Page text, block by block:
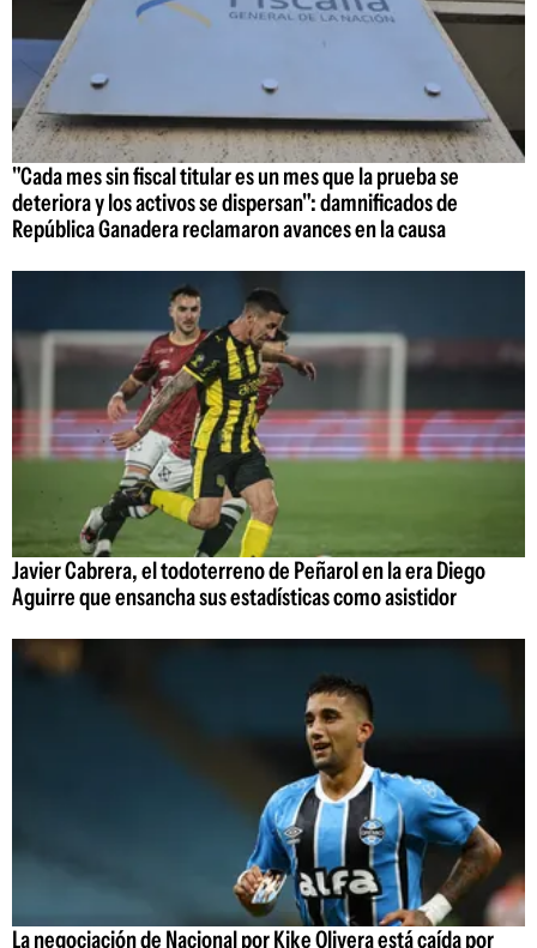
"Cada mes sin fiscal titular es un mes que la prueba se
deteriora y los activos se dispersan": damnificados de
República Ganadera reclamaron avances en la causa
Javier Cabrera, el todoterreno de Peñarol en la era Diego
Aguirre que ensancha sus estadísticas como asistidor
La negociación de Nacional por Kike Olivera está caída por